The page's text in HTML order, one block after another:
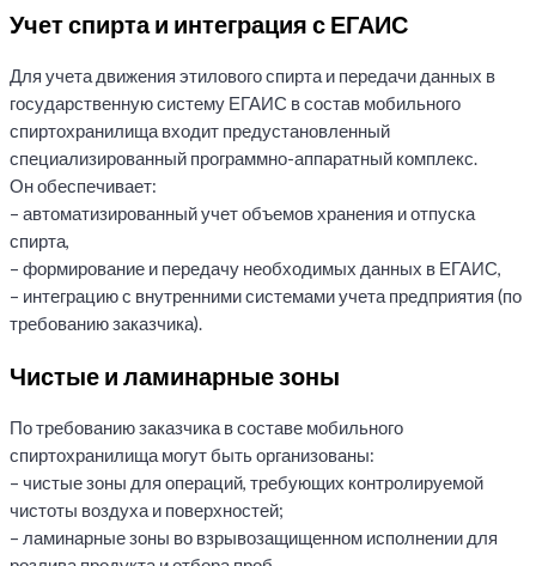
Учет спирта и интеграция с ЕГАИС
Для учета движения этилового спирта и передачи данных в
государственную систему ЕГАИС в состав мобильного
спиртохранилища входит предустановленный
специализированный программно-аппаратный комплекс.
Он обеспечивает:
– автоматизированный учет объемов хранения и отпуска
спирта,
– формирование и передачу необходимых данных в ЕГАИС,
– интеграцию с внутренними системами учета предприятия (по
требованию заказчика).
Чистые и ламинарные зоны
По требованию заказчика в составе мобильного
спиртохранилища могут быть организованы:
– чистые зоны для операций, требующих контролируемой
чистоты воздуха и поверхностей;
– ламинарные зоны во взрывозащищенном исполнении для